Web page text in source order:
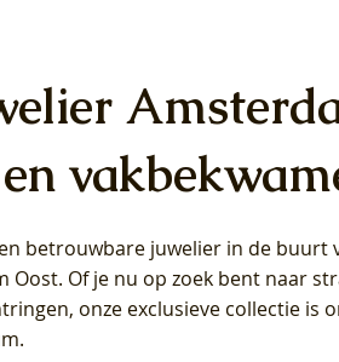
Oorhangers
(14k) met Lab
Blush Lab
LG9007Y/S -
grown Diamant
LG3019Y
Lab grown
Blush Lab
Geelgoud (14k)
Diamant
LG1031Y -
grown
Blush Lab
Geelgoud (14k)
Diamant
betrouwbare juwelier in de buurt
Oost. Of je nu op zoek bent naar
onze exclusieve collectie is
.